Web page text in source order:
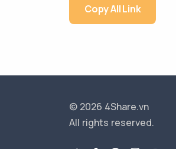
Copy All Link
© 2026 4Share.vn
All rights reserved.